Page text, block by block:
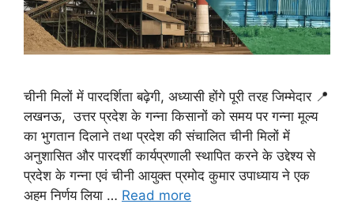
चीनी मिलों में पारदर्शिता बढ़ेगी, अध्यासी होंगे पूरी तरह जिम्मेदार 📍
लखनऊ, उत्तर प्रदेश के गन्ना किसानों को समय पर गन्ना मूल्य
का भुगतान दिलाने तथा प्रदेश की संचालित चीनी मिलों में
अनुशासित और पारदर्शी कार्यप्रणाली स्थापित करने के उद्देश्य से
प्रदेश के गन्ना एवं चीनी आयुक्त प्रमोद कुमार उपाध्याय ने एक
अहम निर्णय लिया … Read more